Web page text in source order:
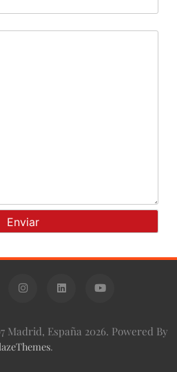
Madrid, España 2026. Powered By
.